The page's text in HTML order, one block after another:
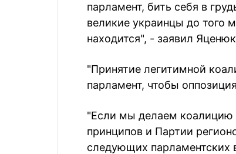
парламент, бить себя в
великие украинцы до того
находится", - заявил
"Принятие легитимной
парламент, чтобы
"Если мы делаем коалицию
принципов и Партии
следующих парламентских